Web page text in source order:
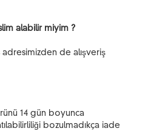
alabilir miyim ?
adresimizden de alışveriş
14 gün boyunca
bozulmadıkça iade